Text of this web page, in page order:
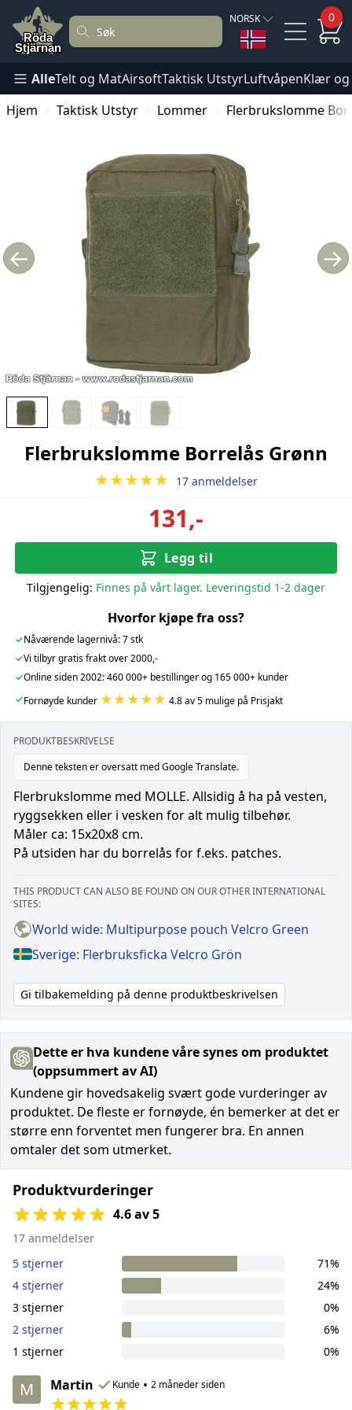
NORSK 0
AlleTelt og MatAirsoftTaktisk UtstyrLuftvåpenKlær
Hjem
Taktisk Utstyr Lommer Flerbrukslomme
← →
Flerbrukslomme Borrelås Grønn
★★★★★ 17 anmeldelser
131,-
Legg til
Tilgjengelig: Finnes på vårt lager. Leveringstid 1-2 dager
Hvorfor kjøpe fra oss?
✓Nåværende lagernivå: 7 stk
✓Vi tilbyr gratis frakt over 2000,-
✓Online siden 2002: 460 000+ bestillinger og 165 000+ kunder
✓Fornøyde kunder ★★★★★ 4.8 av 5 mulige på Prisjakt
PRODUKTBESKRIVELSE
Denne teksten er oversatt med Google Translate.
Flerbrukslomme med MOLLE. Allsidig å ha på vesten,
ryggsekken eller i vesken for alt mulig tilbehør.
Måler ca: 15x20x8 cm.
På utsiden har du borrelås for f.eks. patches.
THIS PRODUCT CAN ALSO BE FOUND ON OUR OTHER INTERNATIONAL
SITES:
World wide: Multipurpose pouch Velcro Green
Sverige: Flerbruksficka Velcro Grön
Gi tilbakemelding på denne produktbeskrivelsen
Dette er hva kundene våre synes om produktet
(oppsummert av AI)
Kundene gir hovedsakelig svært gode vurderinger av
produktet. De fleste er fornøyde, én bemerker at det er
større enn forventet men fungerer bra. En annen
omtaler det som utmerket.
Produktvurderinger
4.6 av 5
17 anmeldelser
5 stjerner
71%
4 stjerner
24%
3 stjerner
0%
2 stjerner
6%
1 stjerner
0%
M Martin Kunde • 2 måneder siden